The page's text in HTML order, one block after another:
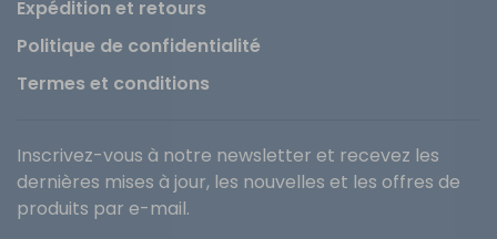
Expédition et retours
Politique de confidentialité
Termes et conditions
Inscrivez-vous à notre newsletter et recevez les
dernières mises à jour, les nouvelles et les offres de
produits par e-mail.